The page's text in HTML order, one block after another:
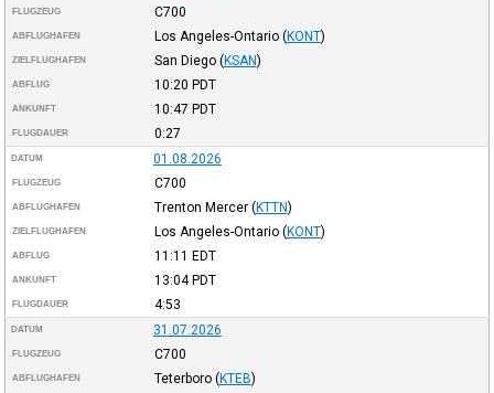
FLUGZEUG C700
ABFLUGHAFEN Los Angeles-Ontario (KONT)
ZIELFLUGHAFEN San Diego (KSAN)
ABFLUG 10:20 PDT
ANKUNFT 10:47 PDT
FLUGDAUER 0:27
DATUM 01.08.2026
FLUGZEUG C700
ABFLUGHAFEN Trenton Mercer (KTTN)
ZIELFLUGHAFEN Los Angeles-Ontario (KONT)
ABFLUG 11:11 EDT
ANKUNFT 13:04PDT
FLUGDAUER 4:53
DATUM 31.07.2026
FLUGZEUG C700
ABFLUGHAFEN Teterboro (KTEB)